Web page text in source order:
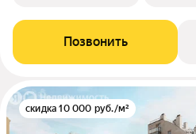
Позвонить
скидка 10 000 руб./м²